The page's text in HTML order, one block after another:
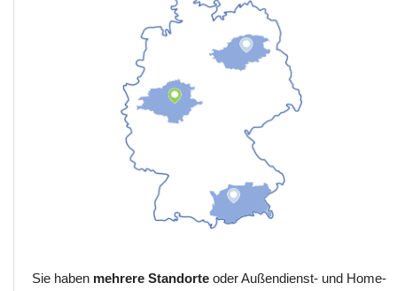
Sie haben mehrere Standorte oder Außendienst- und Home-